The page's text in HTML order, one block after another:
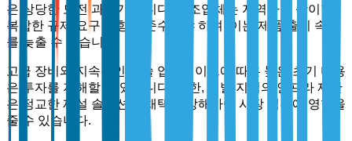
은 상당한 도전 과제가 됩니다. 제조업체는 지역마다 상이한
복잡한 규제 요구 사항을 준수해야 하며, 이는 제품 출시 속도
를 늦출 수 있습니다.
고급 장비와 지속적인 기술 업그레이드에 따른 높은 초기 비용
은 투자를 저해할 수 있습니다. 또한, 개발 지역의 인프라 제한
은 정교한 제설 솔루션의 채택을 방해하여 시장 침투에 영향을
줄 수 있습니다.